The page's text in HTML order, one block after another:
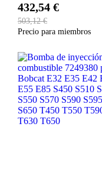
D1305
432,54 €
503,12 €
Precio para miembros